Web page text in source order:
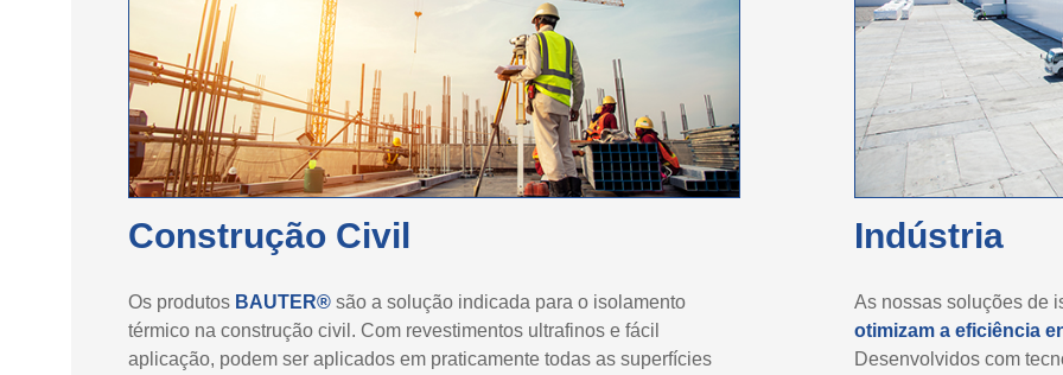
Construção Civil
Os produtos BAUTER® são a solução indicada para o isolamento
térmico na construção civil. Com revestimentos ultrafinos e fácil
aplicação, podem ser aplicados em praticamente todas as superfícies
Indústria
As nossas soluções de
otimizam a eficiência
Desenvolvidos com